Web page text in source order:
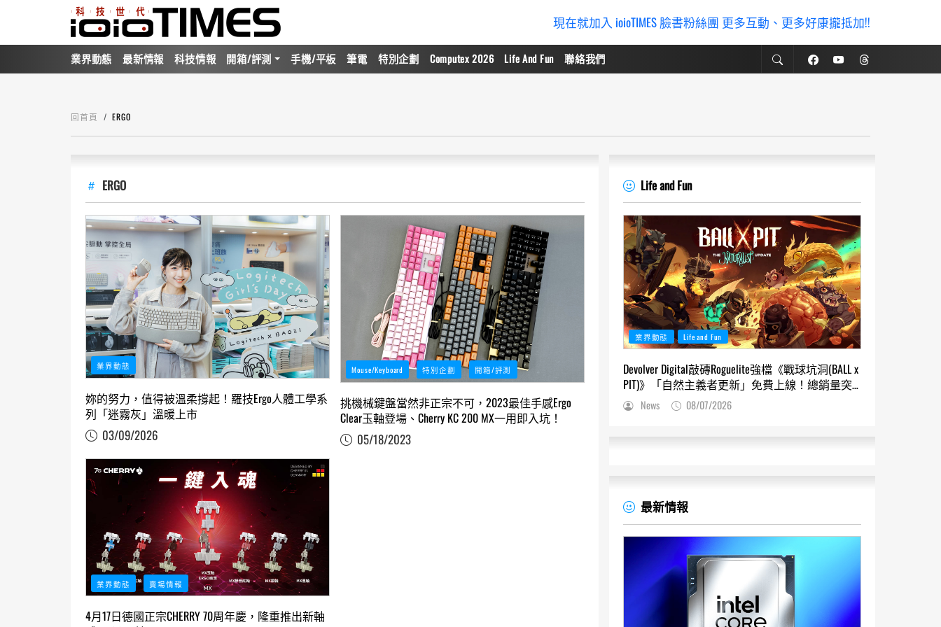
現在就加入 ioioTIMES 臉書粉絲團 更多互動、更多好康攏抵加!!
業界動態 最新情報 科技情報 開箱/評測 手機/平板 筆電 特別企劃 Computex 2026 Life And Fun 聯絡我們
回首頁 ERGO
ERGO
業界動態
妳的努力，值得被溫柔撐起！羅技Ergo人體工學系
列「迷霧灰」溫暖上市
03/09/2026
Mouse/Keyboard 特別企劃 開箱/評測
挑機械鍵盤當然非正宗不可，2023最佳手感Ergo
Clear玉軸登場、Cherry KC 200 MX一用即入坑！
05/18/2023
業界動態 賣場情報
4月17日德國正宗CHERRY 70周年慶，隆重推出新軸
Life and Fun
業界動態 Life and Fun
Devolver Digital敲磚Roguelite強檔《戰球坑洞(BALL x
PIT)》「自然主義者更新」免費上線！總銷量突
破200萬份，遊戲史低66折熱銷中
News 08/07/2026
最新情報